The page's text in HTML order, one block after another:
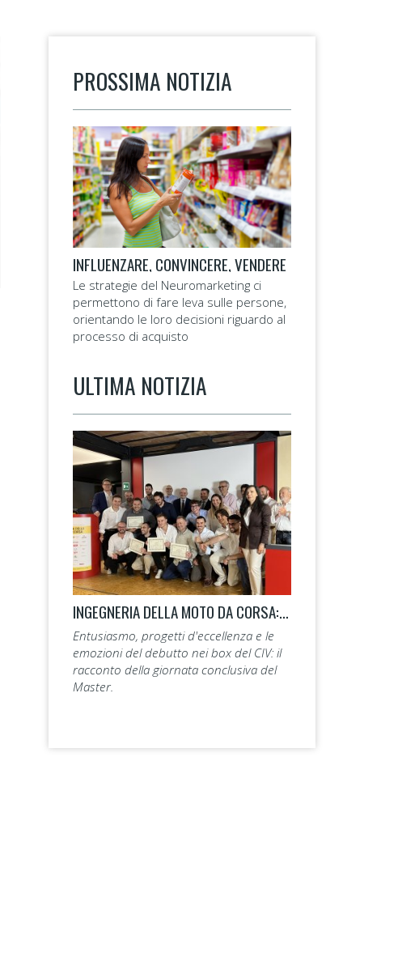
PROSSIMA NOTIZIA
INFLUENZARE, CONVINCERE, VENDERE
Le strategie del Neuromarketing ci
permettono di fare leva sulle persone,
orientando le loro decisioni riguardo al
processo di acquisto
ULTIMA NOTIZIA
INGEGNERIA DELLA MOTO DA CORSA: LA 14ª EDIZIONE TAGLIA IL TRAGUARDO.
Entusiasmo, progetti d'eccellenza e le
emozioni del debutto nei box del CIV: il
racconto della giornata conclusiva del
Master.